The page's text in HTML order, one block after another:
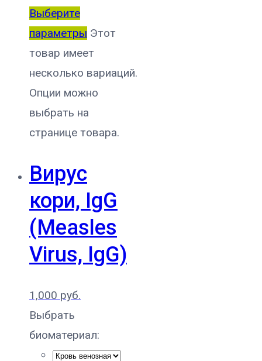
Выберите
параметры Этот
товар имеет
несколько вариаций.
Опции можно
выбрать на
странице товара.
Вирус
кори, IgG
(Measles
Virus, IgG)
1,000 руб.
Выбрать
биоматериал: